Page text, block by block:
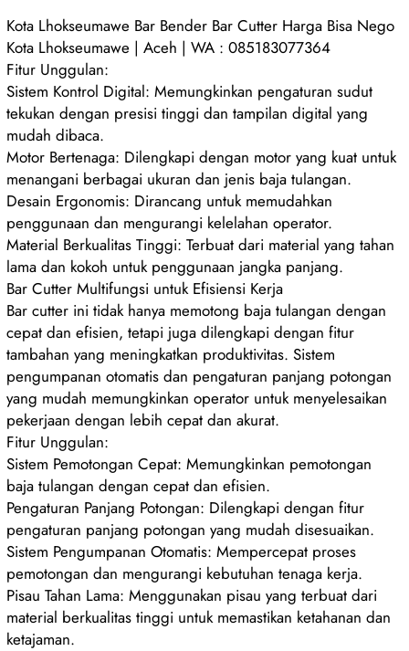
Kota Lhokseumawe Bar Bender Bar Cutter Harga Bisa Nego
Kota Lhokseumawe | Aceh | WA : 085183077364
Fitur Unggulan:
Sistem Kontrol Digital: Memungkinkan pengaturan sudut
tekukan dengan presisi tinggi dan tampilan digital yang
mudah dibaca.
Motor Bertenaga: Dilengkapi dengan motor yang kuat untuk
menangani berbagai ukuran dan jenis baja tulangan.
Desain Ergonomis: Dirancang untuk memudahkan
penggunaan dan mengurangi kelelahan operator.
Material Berkualitas Tinggi: Terbuat dari material yang tahan
lama dan kokoh untuk penggunaan jangka panjang.
Bar Cutter Multifungsi untuk Efisiensi Kerja
Bar cutter ini tidak hanya memotong baja tulangan dengan
cepat dan efisien, tetapi juga dilengkapi dengan fitur
tambahan yang meningkatkan produktivitas. Sistem
pengumpanan otomatis dan pengaturan panjang potongan
yang mudah memungkinkan operator untuk menyelesaikan
pekerjaan dengan lebih cepat dan akurat.
Fitur Unggulan:
Sistem Pemotongan Cepat: Memungkinkan pemotongan
baja tulangan dengan cepat dan efisien.
Pengaturan Panjang Potongan: Dilengkapi dengan fitur
pengaturan panjang potongan yang mudah disesuaikan.
Sistem Pengumpanan Otomatis: Mempercepat proses
pemotongan dan mengurangi kebutuhan tenaga kerja.
Pisau Tahan Lama: Menggunakan pisau yang terbuat dari
material berkualitas tinggi untuk memastikan ketahanan dan
ketajaman.